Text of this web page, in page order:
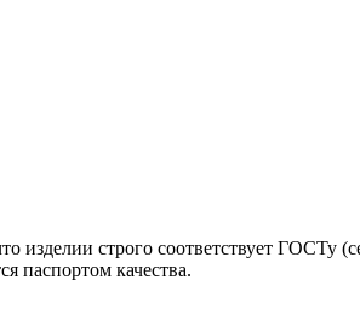
изделии строго соответствует ГОСТу
паспортом качества.